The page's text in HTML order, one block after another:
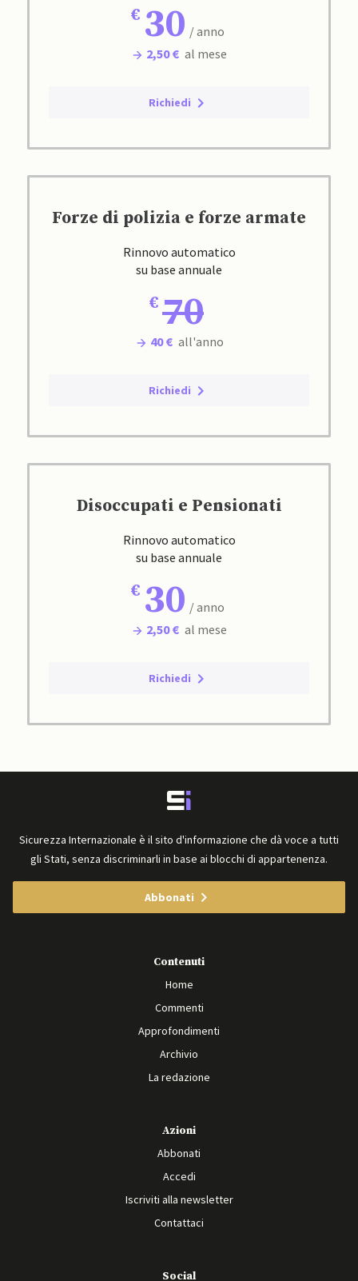
30 / anno
2,50 € al mese
Richiedi
Forze di polizia e forze armate
Rinnovo automatico
su base annuale
70
40 € all'anno
Richiedi
Disoccupati e Pensionati
Rinnovo automatico
su base annuale
30 / anno
2,50 € al mese
Richiedi
Sicurezza Internazionale è il sito d'informazione che dà voce a tutti
gli Stati, senza discriminarli in base ai blocchi di appartenenza.
Abbonati
Contenuti
Home
Commenti
Approfondimenti
Archivio
La redazione
Azioni
Abbonati
Accedi
Iscriviti alla newsletter
Contattaci
Social